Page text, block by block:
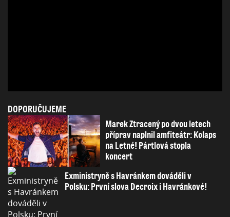
DOPORUČUJEME
Marek Ztracený po dvou letech
příprav naplnil amfiteátr: Kolaps
na Letné! Pártlová stopla
koncert
Exministryně s Havránkem dováděli v
Polsku: První slova Decroix i Havránkové!